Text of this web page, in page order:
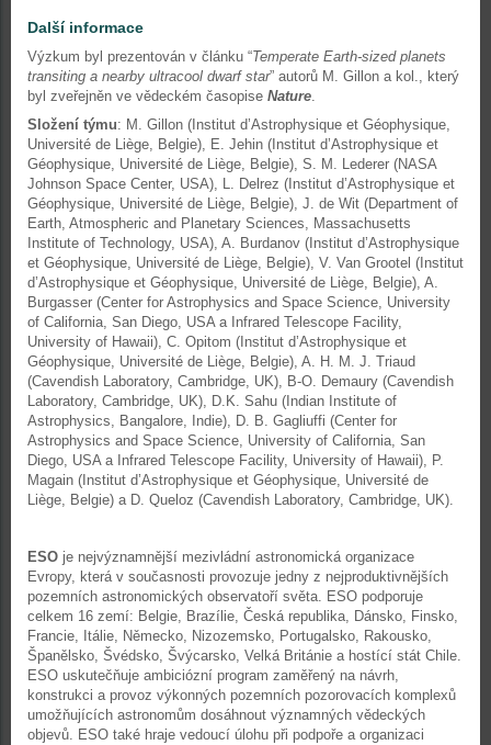
Další informace
Výzkum byl prezentován v článku “Temperate Earth-sized planets
transiting a nearby ultracool dwarf star” autorů M. Gillon a kol., který
byl zveřejněn ve vědeckém časopise Nature.
Složení týmu: M. Gillon (Institut d’Astrophysique et Géophysique,
Université de Liège, Belgie), E. Jehin (Institut d’Astrophysique et
Géophysique, Université de Liège, Belgie), S. M. Lederer (NASA
Johnson Space Center, USA), L. Delrez (Institut d’Astrophysique et
Géophysique, Université de Liège, Belgie), J. de Wit (Department of
Earth, Atmospheric and Planetary Sciences, Massachusetts
Institute of Technology, USA), A. Burdanov (Institut d’Astrophysique
et Géophysique, Université de Liège, Belgie), V. Van Grootel (Institut
d’Astrophysique et Géophysique, Université de Liège, Belgie), A.
Burgasser (Center for Astrophysics and Space Science, University
of California, San Diego, USA a Infrared Telescope Facility,
University of Hawaii), C. Opitom (Institut d’Astrophysique et
Géophysique, Université de Liège, Belgie), A. H. M. J. Triaud
(Cavendish Laboratory, Cambridge, UK), B-O. Demaury (Cavendish
Laboratory, Cambridge, UK), D.K. Sahu (Indian Institute of
Astrophysics, Bangalore, Indie), D. B. Gagliuffi (Center for
Astrophysics and Space Science, University of California, San
Diego, USA a Infrared Telescope Facility, University of Hawaii), P.
Magain (Institut d’Astrophysique et Géophysique, Université de
Liège, Belgie) a D. Queloz (Cavendish Laboratory, Cambridge, UK).
ESO je nejvýznamnější mezivládní astronomická organizace
Evropy, která v současnosti provozuje jedny z nejproduktivnějších
pozemních astronomických observatoří světa. ESO podporuje
celkem 16 zemí: Belgie, Brazílie, Česká republika, Dánsko, Finsko,
Francie, Itálie, Německo, Nizozemsko, Portugalsko, Rakousko,
Španělsko, Švédsko, Švýcarsko, Velká Británie a hostící stát Chile.
ESO uskutečňuje ambiciózní program zaměřený na návrh,
konstrukci a provoz výkonných pozemních pozorovacích komplexů
umožňujících astronomům dosáhnout významných vědeckých
objevů. ESO také hraje vedoucí úlohu při podpoře a organizaci